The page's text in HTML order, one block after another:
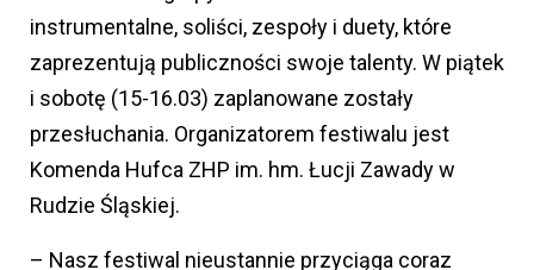
instrumentalne, soliści, zespoły i duety, które
zaprezentują publiczności swoje talenty. W piątek
i sobotę (15-16.03) zaplanowane zostały
przesłuchania. Organizatorem festiwalu jest
Komenda Hufca ZHP im. hm. Łucji Zawady w
Rudzie Śląskiej.
– Nasz festiwal nieustannie przyciąga coraz